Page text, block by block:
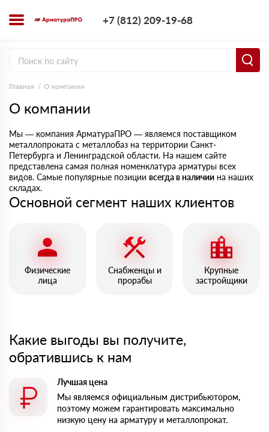
+7 (812) 209-19-68
Главная О компании
О компании
Мы — компания АрматураПРО — являемся поставщиком
металлопроката с металлобаз на территории Санкт-
Петербурга и Ленинградской области. На нашем сайте
представлена самая полная номенклатура арматуры всех
видов. Самые популярные позиции всегда в наличии на наших
складах.
Основной сегмент наших клиентов
Физические
лица
Снабженцы и
прорабы
Крупные
застройщики
Какие выгоды вы получите,
обратившись к нам
Лучшая цена
Мы являемся официальным дистрибьютором,
поэтому можем гарантировать максимально
низкую цену на арматуру и металлопрокат.